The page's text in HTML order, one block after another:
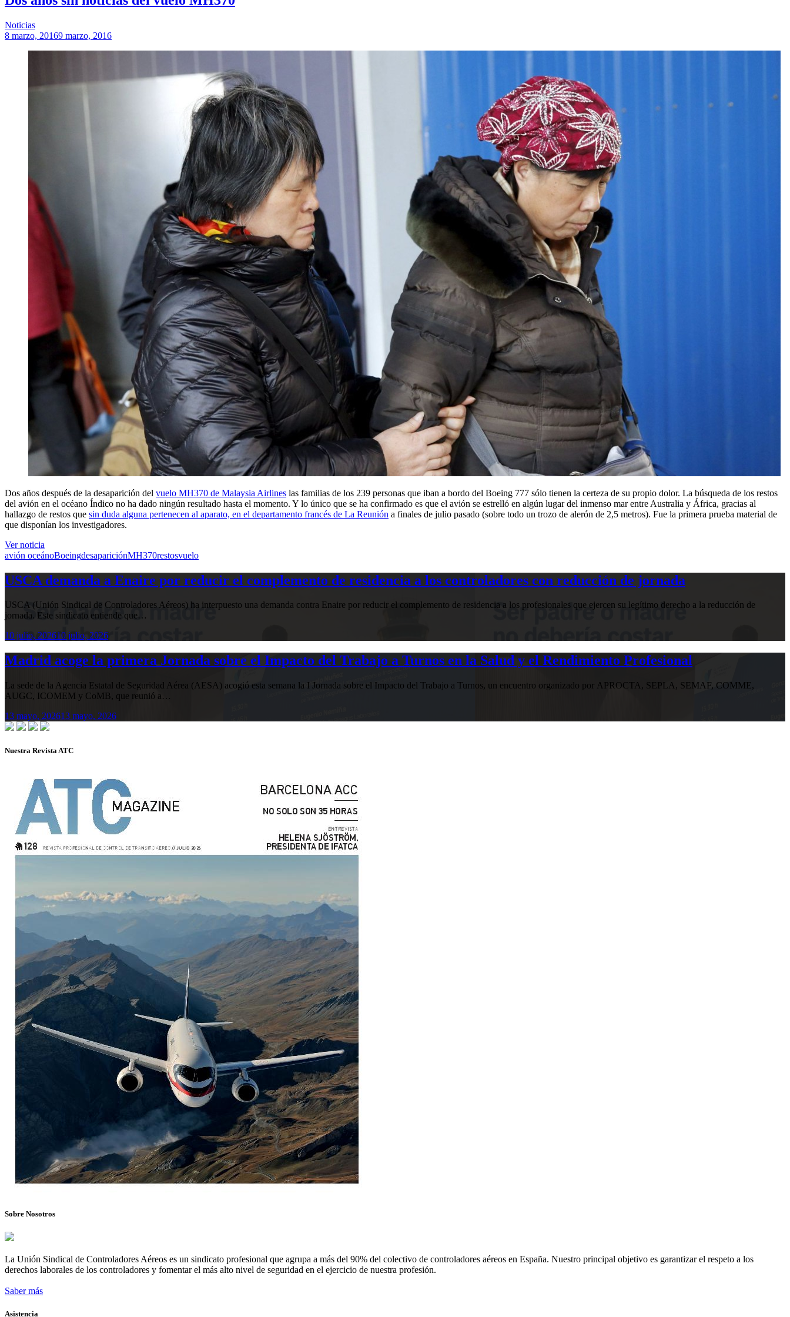
Noticias
8 marzo, 20169 marzo, 2016
Dos años después de la desaparición del vuelo MH370 de Malaysia Airlines las familias de los 239 personas que iban a bordo del Boeing 777 sólo tienen la certeza de su propio dolor. La búsqueda de los restos
del avión en el océano Índico no ha dado ningún resultado hasta el momento. Y lo único que se ha confirmado es que el avión se estrelló en algún lugar del inmenso mar entre Australia y África, gracias al
hallazgo de restos que sin duda alguna pertenecen al aparato, en el departamento francés de La Reunión a finales de julio pasado (sobre todo un trozo de alerón de 2,5 metros). Fue la primera prueba material de
que disponían los investigadores.
Ver noticia
avión oceánoBoeingdesapariciónMH370restosvuelo
USCA demanda a Enaire por reducir el complemento de residencia a los controladores con reducción de jornada
USCA (Unión Sindical de Controladores Aéreos) ha interpuesto una demanda contra Enaire por reducir el complemento de residencia a los profesionales que ejercen su legítimo derecho a la reducción de
jornada. Este sindicato entiende que…
10 julio, 202610 julio, 2026
Madrid acoge la primera Jornada sobre el Impacto del Trabajo a Turnos en la Salud y el Rendimiento Profesional
La sede de la Agencia Estatal de Seguridad Aérea (AESA) acogió esta semana la I Jornada sobre el Impacto del Trabajo a Turnos, un encuentro organizado por APROCTA, SEPLA, SEMAF, COMME,
AUGC, ICOMEM y CoMB, que reunió a…
13 mayo, 202613 mayo, 2026
Nuestra Revista ATC
Sobre Nosotros
La Unión Sindical de Controladores Aéreos es un sindicato profesional que agrupa a más del 90% del colectivo de controladores aéreos en España. Nuestro principal objetivo es garantizar el respeto a los
derechos laborales de los controladores y fomentar el más alto nivel de seguridad en el ejercicio de nuestra profesión.
Saber más
Asistencia